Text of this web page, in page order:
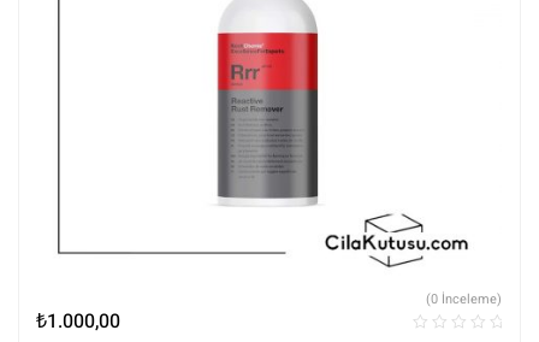
₺1.000,00
(0 İnceleme)